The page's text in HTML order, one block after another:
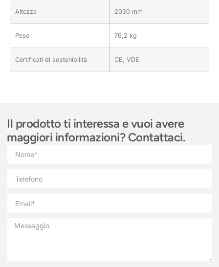
Altezza 2030 mm
Peso 76,2 kg
Certificati di sostenibilità CE, VDE
Il prodotto ti interessa e vuoi avere
maggiori informazioni? Contattaci.